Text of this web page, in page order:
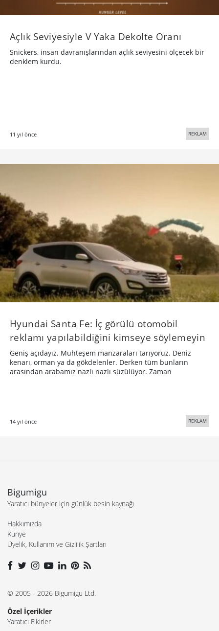
Açlık Seviyesiyle V Yaka Dekolte Oranı
Snickers, insan davranışlarından açlık seviyesini ölçecek bir
denklem kurdu.
11 yıl önce REKLAM
Hyundai Santa Fe: İç görülü otomobil
reklamı yapılabildiğini kimseye söylemeyin
Geniş açıdayız. Muhteşem manzaraları tarıyoruz. Deniz
kenarı, orman ya da gökdelenler. Derken tüm bunların
arasından arabamız nazlı nazlı süzülüyor. Zaman
14 yıl önce REKLAM
Bigumigu
Yaratıcı bünyeler için günlük besin kaynağı
Hakkımızda
Künye
Üyelik, Kullanım ve Gizlilik Şartları
© 2005 - 2026 Bigumigu Ltd.
Özel İçerikler
Yaratıcı Fikirler